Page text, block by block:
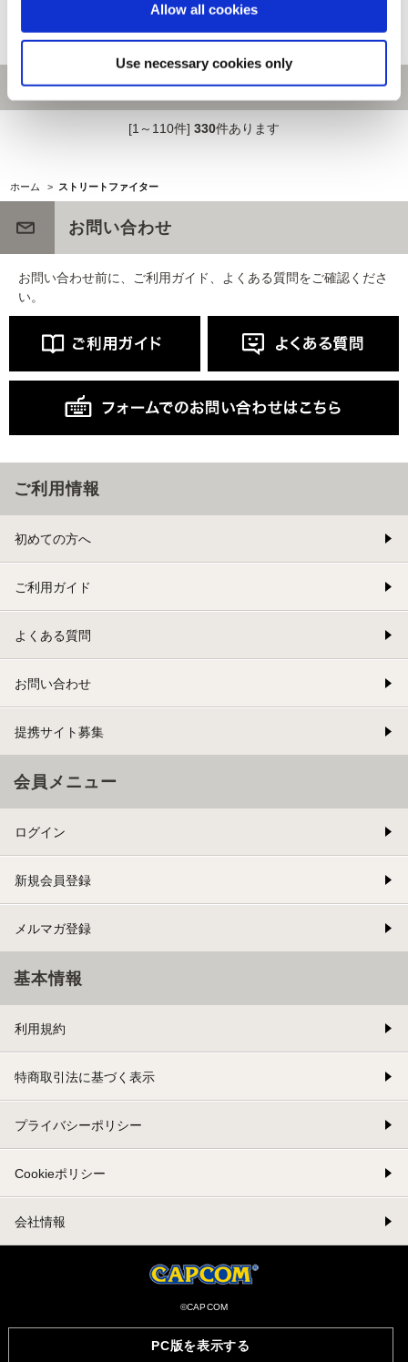
Allow all cookies
Use necessary cookies only
[1～110件] 330件あります
ホーム > ストリートファイター
PC版を表示する
お問い合わせ
お問い合わせ前に、ご利用ガイド、よくある質問をご確認くださ
い。
ご利用情報
初めての方へ
ご利用ガイド
よくある質問
お問い合わせ
提携サイト募集
会員メニュー
ログイン
新規会員登録
メルマガ登録
基本情報
利用規約
特商取引法に基づく表示
プライバシーポリシー
Cookieポリシー
会社情報
©CAPCOM